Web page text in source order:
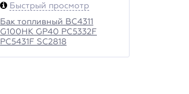
Быстрый просмотр
Бак топливный BC4311
G100HK GP40 PC5332F
PC5431F SC2818